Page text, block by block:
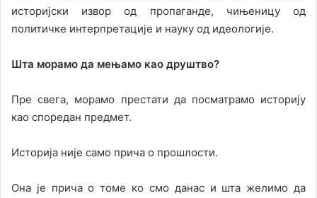
историјски извор од пропаганде, чињеницу од
политичке интерпретације и науку од идеологије.
Шта морамо да мењамо као друштво?
Пре свега, морамо престати да посматрамо историју
као споредан предмет.
Историја није само прича о прошлости.
Она је прича о томе ко смо данас и шта желимо да